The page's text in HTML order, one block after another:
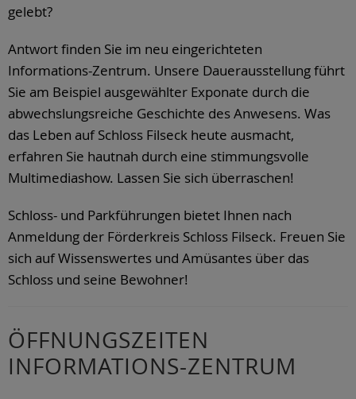
gelebt?
Antwort finden Sie im neu eingerichteten
Informations-Zentrum. Unsere Dauerausstellung führt
Sie am Beispiel ausgewählter Exponate durch die
abwechslungsreiche Geschichte des Anwesens. Was
das Leben auf Schloss Filseck heute ausmacht,
erfahren Sie hautnah durch eine stimmungsvolle
Multimediashow. Lassen Sie sich überraschen!
Schloss- und Parkführungen bietet Ihnen nach
Anmeldung der Förderkreis Schloss Filseck. Freuen Sie
sich auf Wissenswertes und Amüsantes über das
Schloss und seine Bewohner!
ÖFFNUNGSZEITEN
INFORMATIONS-ZENTRUM